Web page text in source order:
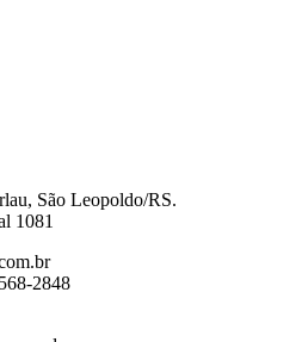
São Leopoldo/RS.
1081
2848